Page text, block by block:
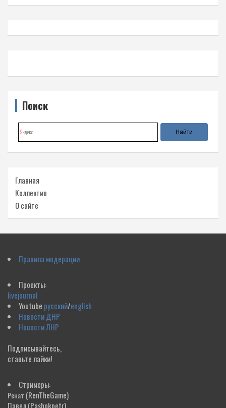
Поиск
Главная
Коллектив
О сайте
Правила модерации
Проекты:
livejournal
Youtube русский/english
Новости ДНР
Новости ЛНР
Подписывайтесь,
ставьте лайки!
Стримеры:
Ренат (RenTheGame)
Павел(Pashokpetr)